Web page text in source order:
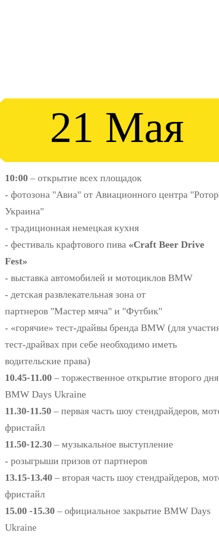
21 Мая
10:00 – открытие всех площадок
- фотозона "Авиа" от Авиационного центра "Ротор
Украина"
- традиционная немецкая кухня
- фестиваль крафтового пива «Craft Beer Drive
Fest»
- выставка автомобилей и мотоциклов BMW
- детская развлекательная зона от
партнеров "Мастер мяча" и "Футбик"
- «горячие» тест-драйвы бренда BMW (для
тест-драйвах при себе необходимо иметь
водительские права)
10.45-11.00 – торжественное открытие второго дня
BMW Days Ukraine
11.30-11.50 – первая часть шоу стендрайдеров,
фристайл
11.50-12.30 – музыкальное выступление
- розыгрыши призов от партнеров
13.15-13.40 – вторая часть шоу стендрайдеров,
фристайл
15.00 -15.30 – официальное закрытие BMW Days
Ukraine